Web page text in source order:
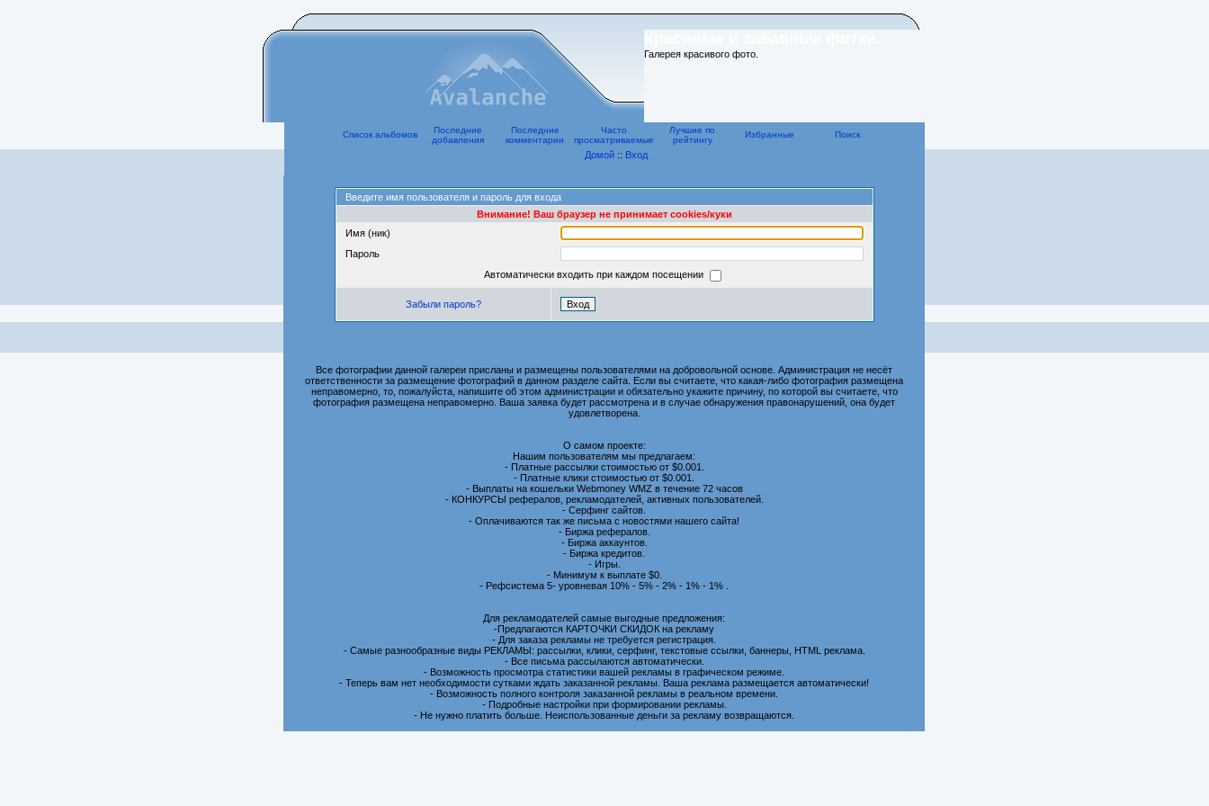
Галерея красивого фото.
Список альбомов
Последние
добавления
Последние
комментарии
Часто
просматриваемые
Лучшие по
рейтингу
Избранные Поиск
Домой :: Вход
Введите имя пользователя и пароль для входа
Внимание! Ваш браузер не принимает cookies/куки
Имя (ник)
Пароль
Автоматически входить при каждом посещении
Забыли пароль?
Все фотографии данной галереи присланы и размещены пользователями на добровольной основе. Администрация не несёт
ответственности за размещение фотографий в данном разделе сайта. Если вы считаете, что какая-либо фотография размещена
неправомерно, то, пожалуйста, напишите об этом администрации и обязательно укажите причину, по которой вы считаете, что
фотография размещена неправомерно. Ваша заявка будет рассмотрена и в случае обнаружения правонарушений, она будет
удовлетворена.
О самом проекте:
Нашим пользователям мы предлагаем:
- Платные рассылки стоимостью от $0.001.
- Платные клики стоимостью от $0.001.
- Выплаты на кошельки Webmoney WMZ в течение 72 часов
- КОНКУРСЫ рефералов, рекламодателей, активных пользователей.
- Серфинг сайтов.
- Оплачиваются так же письма с новостями нашего сайта!
- Биржа рефералов.
- Биржа аккаунтов.
- Биржа кредитов.
- Игры.
- Минимум к выплате $0.
- Рефсистема 5- уровневая 10% - 5% - 2% - 1% - 1% .
Для рекламодателей самые выгодные предложения:
-Предлагаются КАРТОЧКИ СКИДОК на рекламу
- Для заказа рекламы не требуется регистрация.
- Самые разнообразные виды РЕКЛАМЫ: рассылки, клики, серфинг, текстовые ссылки, баннеры, HTML реклама.
- Все письма рассылаются автоматически.
- Возможность просмотра статистики вашей рекламы в графическом режиме.
- Теперь вам нет необходимости сутками ждать заказанной рекламы. Ваша реклама размещается автоматически!
- Возможность полного контроля заказанной рекламы в реальном времени.
- Подробные настройки при формировании рекламы.
- Не нужно платить больше. Неиспользованные деньги за рекламу возвращаются.